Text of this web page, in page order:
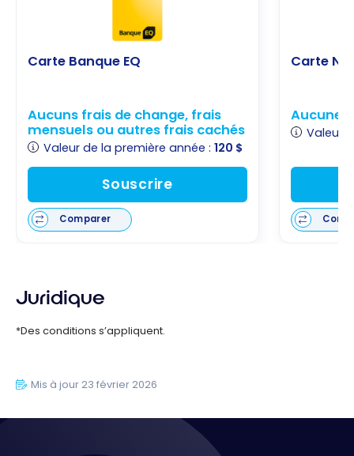
Carte Banque EQ
Aucuns frais de change, frais
mensuels ou autres frais cachés
Valeur de la première année :120 $
Souscrire
Comparer
Carte
Aucune
Valeur
Juridique
*Des conditions s’appliquent.
Mis à jour 23 février 2026